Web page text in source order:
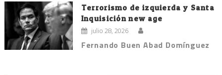
Terrorismo de izquierda y Santa
Inquisición new age
julio 28, 2026
Fernando Buen Abad Domínguez